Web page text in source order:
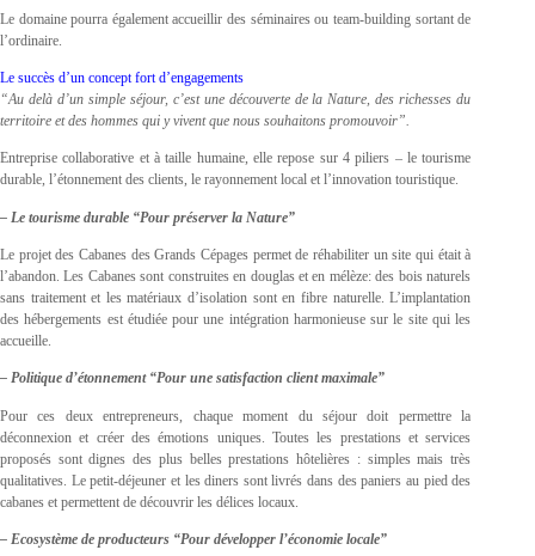
Le domaine pourra également accueillir des séminaires ou team-building sortant de
l’ordinaire.
Le succès d’un concept fort d’engagements
“Au delà d’un simple séjour, c’est une découverte de la Nature, des richesses du
territoire et des hommes qui y vivent que nous souhaitons promouvoir”.
Entreprise collaborative et à taille humaine, elle repose sur 4 piliers – le tourisme
durable, l’étonnement des clients, le rayonnement local et l’innovation touristique.
– Le tourisme durable “Pour préserver la Nature”
Le projet des Cabanes des Grands Cépages permet de réhabiliter un site qui était à
l’abandon. Les Cabanes sont construites en douglas et en mélèze: des bois naturels
sans traitement et les matériaux d’isolation sont en fibre naturelle. L’implantation
des hébergements est étudiée pour une intégration harmonieuse sur le site qui les
accueille.
– Politique d’étonnement “Pour une satisfaction client maximale”
Pour ces deux entrepreneurs, chaque moment du séjour doit permettre la
déconnexion et créer des émotions uniques. Toutes les prestations et services
proposés sont dignes des plus belles prestations hôtelières : simples mais très
qualitatives. Le petit-déjeuner et les diners sont livrés dans des paniers au pied des
cabanes et permettent de découvrir les délices locaux.
– Ecosystème de producteurs “Pour développer l’économie locale”